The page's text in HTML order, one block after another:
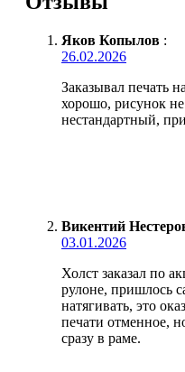
Яков Копылов :
26.02.2026
Заказывал печать
хорошо, рисунок
нестандартный,
Викентий
03.01.2026
Холст заказал по
рулоне, пришлось
натягивать, это
печати отменное,
сразу в раме.